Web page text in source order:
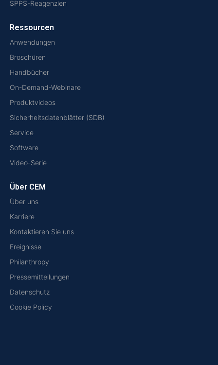
SPPS-Reagenzien
Ressourcen
Anwendungen
Broschüren
Handbücher
On-Demand-Webinare
Produktvideos
Sicherheitsdatenblätter (SDB)
Service
Software
Video-Serie
Über CEM
Über uns
Karriere
Kontaktieren Sie uns
Ereignisse
Philanthropy
Pressemitteilungen
Datenschutz
Cookie Policy